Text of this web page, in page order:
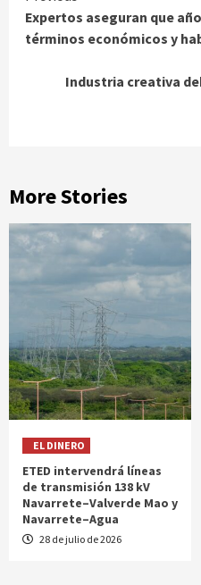
Reading
Expertos aseguran que
términos económicos y
Industria creativa
More Stories
EL DINERO
ETED intervendrá líneas
de transmisión 138 kV
Navarrete–Valverde Mao y
Navarrete–Agua
28 de julio de 2026